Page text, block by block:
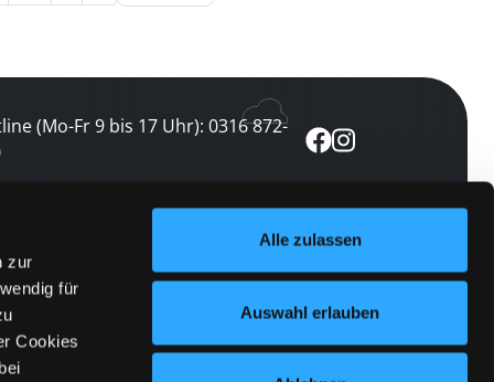
zur
für
Cookies
Alle zulassen
Auswahl erlauben
(Mo-Fr 9 bis 17 Uhr): 0316 872-
abonnieren
keine Veranstaltung verpassen
abonnieren